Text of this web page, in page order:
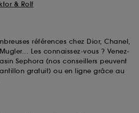
& Rolf
références chez Dior, Chanel,
Les connaissez-vous ? Venez-
Sephora (nos conseillers peuvent
gratuit) ou en ligne grâce au